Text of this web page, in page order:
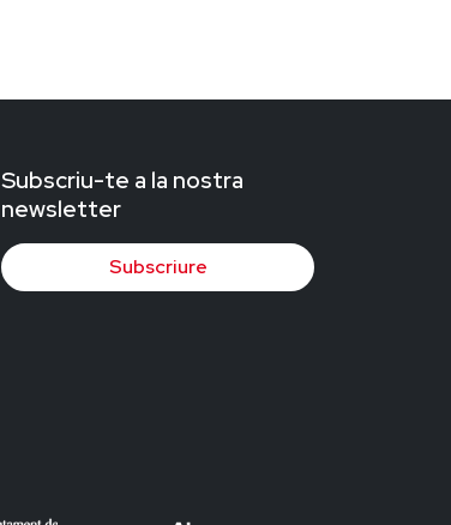
Subscriu-te a la nostra
newsletter
Subscriure